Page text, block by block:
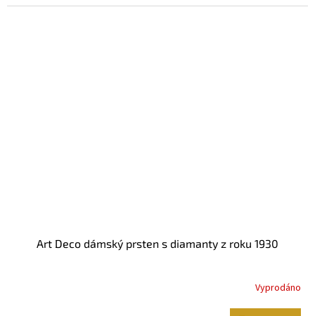
Art Deco dámský prsten s diamanty z roku 1930
Vyprodáno